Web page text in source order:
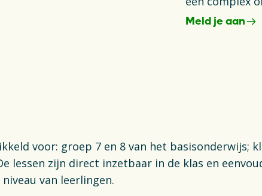
Meld je aan
voor: groep 7 en 8 van het basisonderwijs;
lessen zijn direct inzetbaar in de klas en
van leerlingen.